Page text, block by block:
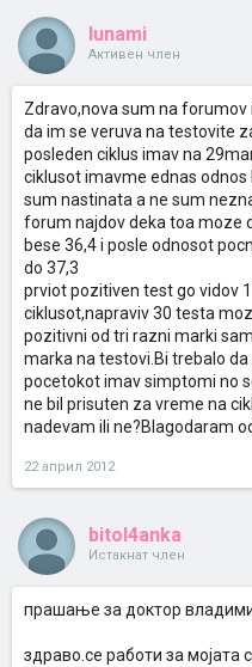
lunami
Активен член
Zdravo,nova sum na
da im se veruva na testovite
posleden ciklus imav na
ciklusot imavme ednas
sum nastinata a ne sum
forum najdov deka toa moze
bese 36,4 i posle odnosot
do 37,3
prviot pozitiven test go vidov
ciklusot,napraviv 30 testa
pozitivni od tri razni marki
marka na testovi.Bi trebalo
pocetokot imav simptomi no
ne bil prisuten za vreme na
nadevam ili ne?Blagodaram
22 април 2012
bitol4anka
Истакнат член
прашање за доктор
здраво.се работи за мојата